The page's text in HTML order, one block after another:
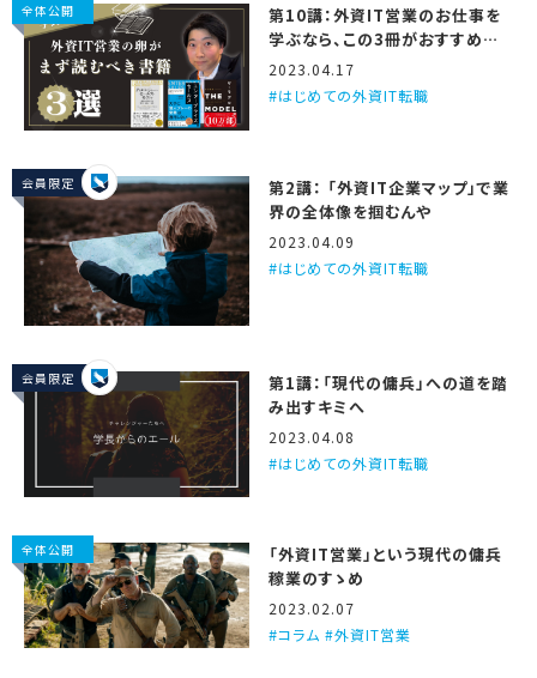
全体公開
第10講：外資IT営業のお仕事を
学ぶなら、この3冊がおすすめや
で
2023.04.17
はじめての外資IT転職
会員限定
第2講： 「外資IT企業マップ」で業
界の全体像を掴むんや
2023.04.09
はじめての外資IT転職
会員限定
第1講：「現代の傭兵」への道を踏
み出すキミへ
2023.04.08
はじめての外資IT転職
全体公開
「外資IT営業」という現代の傭兵
稼業のすゝめ
2023.02.07
コラム #外資IT営業